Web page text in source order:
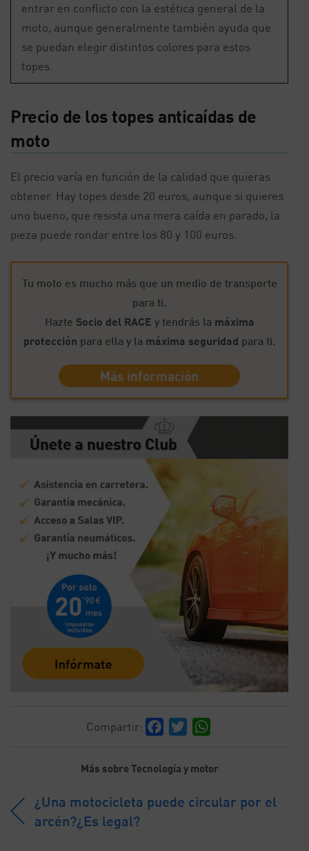
entrar en conflicto con la estética general de la
moto, aunque generalmente también ayuda que
se puedan elegir distintos colores para estos
topes.
Precio de los topes anticaídas de
moto
El precio varía en función de la calidad que quieras
obtener. Hay topes desde 20 euros, aunque si quieres
uno bueno, que resista una mera caída en parado, la
pieza puede rondar entre los 80 y 100 euros.
Tu moto es mucho más que un medio de transporte
para ti.
Hazte Socio del RACE y tendrás la máxima
protección para ella y la máxima seguridad para ti.
Más información
Compartir: Facebook
Twitter
Más sobre Tecnología y motor
¿Una motocicleta puede circular por el
arcén?¿Es legal?